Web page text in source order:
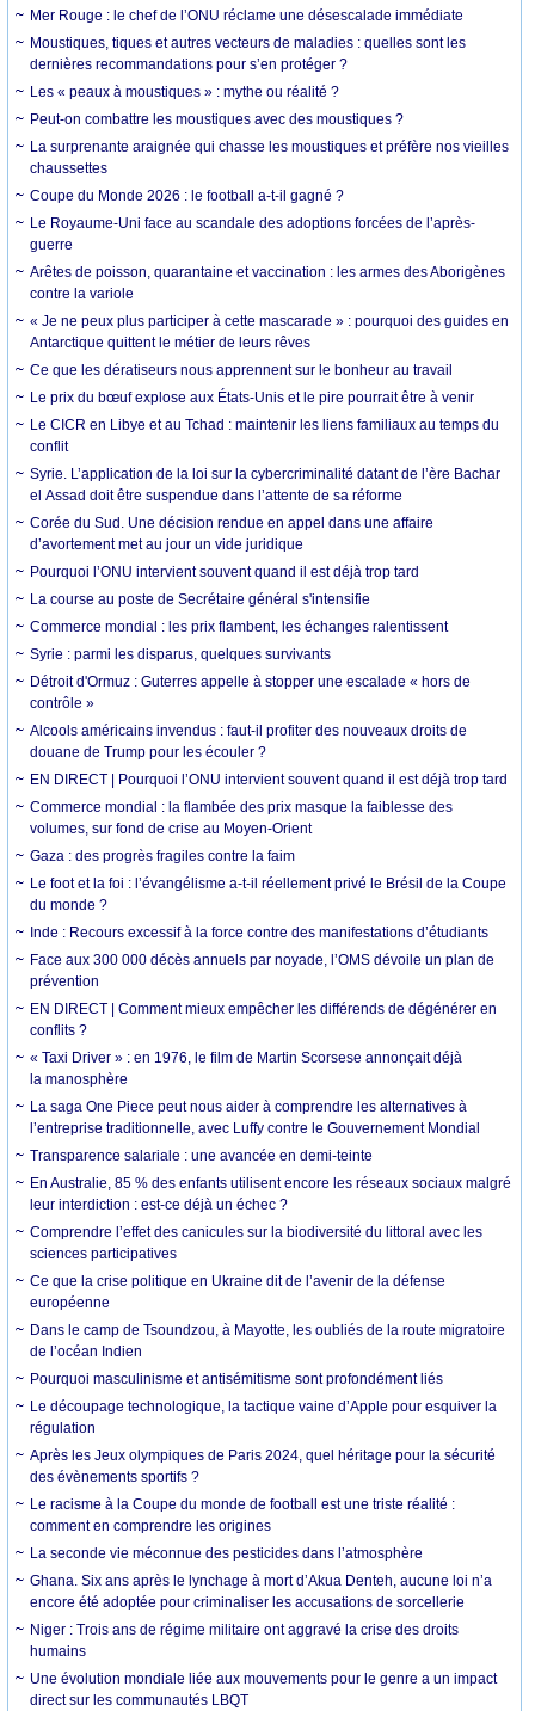
Mer Rouge : le chef de l’ONU réclame une désescalade immédiate
Moustiques, tiques et autres vecteurs de maladies : quelles sont les
dernières recommandations pour s’en protéger ?
Les « peaux à moustiques » : mythe ou réalité ?
Peut-on combattre les moustiques avec des moustiques ?
La surprenante araignée qui chasse les moustiques et préfère nos vieilles
chaussettes
Coupe du Monde 2026 : le football a-t-il gagné ?
Le Royaume-Uni face au scandale des adoptions forcées de l’après-
guerre
Arêtes de poisson, quarantaine et vaccination : les armes des Aborigènes
contre la variole
« Je ne peux plus participer à cette mascarade » : pourquoi des guides en
Antarctique quittent le métier de leurs rêves
Ce que les dératiseurs nous apprennent sur le bonheur au travail
Le prix du bœuf explose aux États-Unis et le pire pourrait être à venir
Le CICR en Libye et au Tchad : maintenir les liens familiaux au temps du
conflit
Syrie. L’application de la loi sur la cybercriminalité datant de l’ère Bachar
el Assad doit être suspendue dans l’attente de sa réforme
Corée du Sud. Une décision rendue en appel dans une affaire
d’avortement met au jour un vide juridique
Pourquoi l’ONU intervient souvent quand il est déjà trop tard
La course au poste de Secrétaire général s'intensifie
Commerce mondial : les prix flambent, les échanges ralentissent
Syrie : parmi les disparus, quelques survivants
Détroit d'Ormuz : Guterres appelle à stopper une escalade « hors de
contrôle »
Alcools américains invendus : faut-il profiter des nouveaux droits de
douane de Trump pour les écouler ?
EN DIRECT | Pourquoi l’ONU intervient souvent quand il est déjà trop tard
Commerce mondial : la flambée des prix masque la faiblesse des
volumes, sur fond de crise au Moyen-Orient
Gaza : des progrès fragiles contre la faim
Le foot et la foi : l’évangélisme a-t-il réellement privé le Brésil de la Coupe
du monde ?
Inde : Recours excessif à la force contre des manifestations d’étudiants
Face aux 300 000 décès annuels par noyade, l’OMS dévoile un plan de
prévention
EN DIRECT | Comment mieux empêcher les différends de dégénérer en
conflits ?
« Taxi Driver » : en 1976, le film de Martin Scorsese annonçait déjà
la manosphère
La saga One Piece peut nous aider à comprendre les alternatives à
l’entreprise traditionnelle, avec Luffy contre le Gouvernement Mondial
Transparence salariale : une avancée en demi-teinte
En Australie, 85 % des enfants utilisent encore les réseaux sociaux malgré
leur interdiction : est-ce déjà un échec ?
Comprendre l’effet des canicules sur la biodiversité du littoral avec les
sciences participatives
Ce que la crise politique en Ukraine dit de l’avenir de la défense
européenne
Dans le camp de Tsoundzou, à Mayotte, les oubliés de la route migratoire
de l’océan Indien
Pourquoi masculinisme et antisémitisme sont profondément liés
Le découpage technologique, la tactique vaine d’Apple pour esquiver la
régulation
Après les Jeux olympiques de Paris 2024, quel héritage pour la sécurité
des évènements sportifs ?
Le racisme à la Coupe du monde de football est une triste réalité :
comment en comprendre les origines
La seconde vie méconnue des pesticides dans l’atmosphère
Ghana. Six ans après le lynchage à mort d’Akua Denteh, aucune loi n’a
encore été adoptée pour criminaliser les accusations de sorcellerie
Niger : Trois ans de régime militaire ont aggravé la crise des droits
humains
Une évolution mondiale liée aux mouvements pour le genre a un impact
direct sur les communautés LBQT